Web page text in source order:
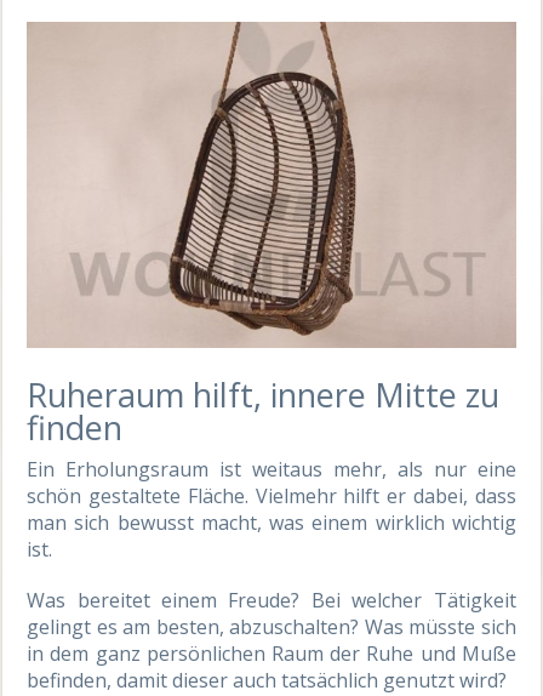
Ruheraum hilft, innere Mitte zu
finden
Ein Erholungsraum ist weitaus mehr, als nur eine
schön gestaltete Fläche. Vielmehr hilft er dabei, dass
man sich bewusst macht, was einem wirklich wichtig
ist.
Was bereitet einem Freude? Bei welcher Tätigkeit
gelingt es am besten, abzuschalten? Was müsste sich
in dem ganz persönlichen Raum der Ruhe und Muße
befinden, damit dieser auch tatsächlich genutzt wird?